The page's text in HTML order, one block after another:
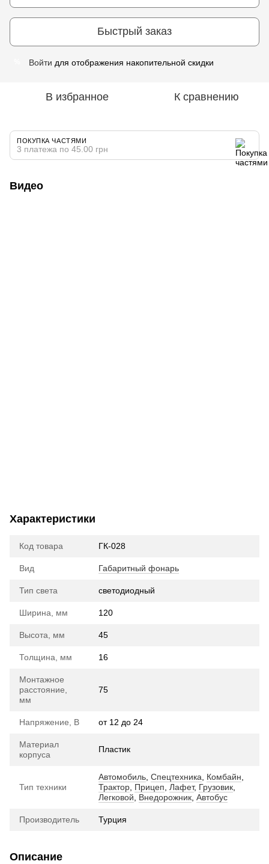
Быстрый заказ
Войти для отображения накопительной скидки
В избранное К сравнению
ПОКУПКА ЧАСТЯМИ
3 платежа по 45.00 грн
Видео
Характеристики
Код товара ГК-028
Вид Габаритный фонарь
Тип света cветодиодный
Ширина, мм 120
Высота, мм 45
Толщина, мм 16
Монтажное
расстояние,
мм
75
Напряжение, В от 12 до 24
Материал
корпуса
Пластик
Тип техники
Автомобиль Спецтехника Комбайн
Трактор Прицеп Лафет, Грузовик
Легковой
Внедорожник Автобус
Производитель Турция
Описание